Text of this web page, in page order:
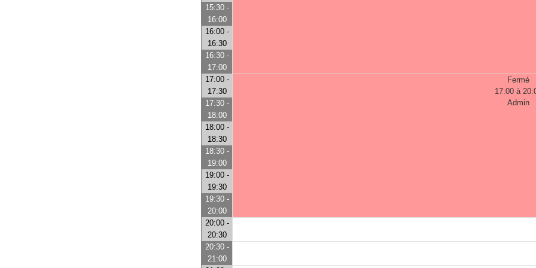
15:30 -
16:00
16:00 -
16:30
16:30 -
17:00
17:00 -
17:30
Fermé
17:00 à
Admin
17:30 -
18:00
18:00 -
18:30
18:30 -
19:00
19:00 -
19:30
19:30 -
20:00
20:00 -
20:30
20:30 -
21:00